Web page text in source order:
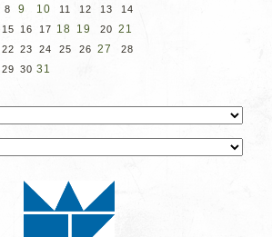
8
9 10 11 12 13
14
15
16 17 18 19 20 21
22 23 24 25 26 27
28
29 30 31